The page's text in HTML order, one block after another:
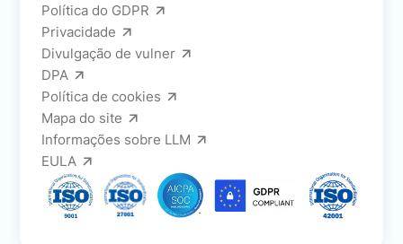
Política do GDPR
Privacidade
Divulgação de vulner
DPA
Política de cookies
Mapa do site
Informações sobre LLM
EULA